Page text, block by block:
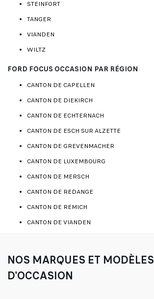
STEINFORT
TANGER
VIANDEN
WILTZ
FORD FOCUS OCCASION PAR RÉGION
CANTON DE CAPELLEN
CANTON DE DIEKIRCH
CANTON DE ECHTERNACH
CANTON DE ESCH SUR ALZETTE
CANTON DE GREVENMACHER
CANTON DE LUXEMBOURG
CANTON DE MERSCH
CANTON DE REDANGE
CANTON DE REMICH
CANTON DE VIANDEN
NOS MARQUES ET MODÈLES
D'OCCASION